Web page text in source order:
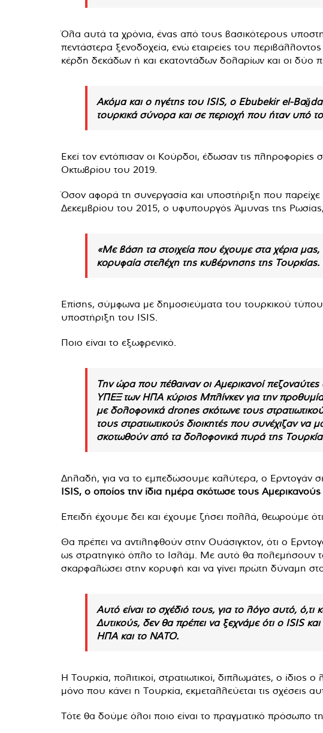
Όλα αυτά τα χρόνια, ένας από τους βασικότερους
πεντάστερα ξενοδοχεία, ενώ εταιρείες του
κέρδη δεκάδων ή και εκατοντάδων δολαρίων και οι δύο
Ακόμα και ο ηγέτης του ISIS, ο Ebubekir el-
τουρκικά σύνορα και σε περιοχή που ήταν υπό
Εκεί τον εντόπισαν οι Κούρδοι, έδωσαν τις πληροφορίες
Οκτωβρίου του 2019.
Όσον αφορά τη συνεργασία και υποστήριξη που
Δεκεμβρίου του 2015, ο υφυπουργός Άμυνας της
«Με βάση τα στοιχεία που έχουμε στα χέρια
κορυφαία στελέχη της κυβέρνησης της Τουρκίας.
Επίσης, σύμφωνα με δημοσιεύματα του τουρκικού
υποστήριξη του ISIS.
Ποιο είναι το εξωφρενικό.
Την ώρα που πέθαιναν οι Αμερικανοί
ΥΠΕΞ των ΗΠΑ κύριος Μπλίνκεν για την
με δολοφονικά drones σκότωνε τους
τους στρατιωτικούς διοικητές που συνέχιζαν
σκοτωθούν από τα δολοφονικά πυρά της
Δηλαδή, για να το εμπεδώσουμε καλύτερα, ο Ερντογάν
ISIS, ο οποίος την ίδια ημέρα σκότωσε τους
Επειδή έχουμε δει και έχουμε ζήσει πολλά, θεωρούμε
Θα πρέπει να αντιληφθούν στην Ουάσιγκτον, ότι ο
ως στρατηγικό όπλο το Ισλάμ. Με αυτό θα πολεμήσουν
σκαρφαλώσει στην κορυφή και να γίνει πρώτη δύναμη
Αυτό είναι το σχέδιό τους, για το λόγο αυτό, ό,τι
Δυτικούς, δεν θα πρέπει να ξεχνάμε ότι ο ISIS
ΗΠΑ και το ΝΑΤΟ.
Η Τουρκία, πολιτικοί, στρατιωτικοί, διπλωμάτες, ο
μόνο που κάνει η Τουρκία, εκμεταλλεύεται τις σχέσεις
Τότε θα δούμε όλοι ποιο είναι το πραγματικό πρόσωπο